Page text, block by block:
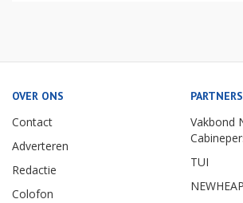
OVER ONS
Contact
Adverteren
Redactie
Colofon
PARTNERS
Vakbond
TUI
NEWHEAP